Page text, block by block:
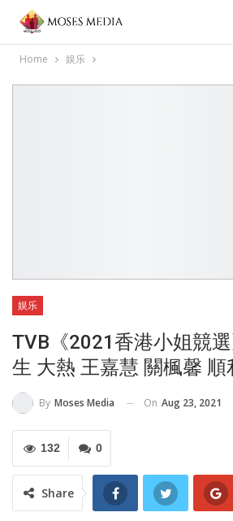
Home 娱乐
娱乐
TVB《2021香港小姐競
生 大熱 王嘉慧 關楓馨 順
By Moses Media On Aug 23, 2021
0
132
Share